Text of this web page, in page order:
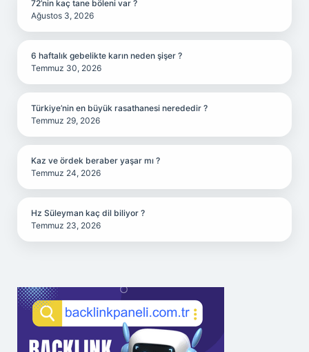
72’nin kaç tane böleni var ?
Ağustos 3, 2026
6 haftalık gebelikte karın neden şişer ?
Temmuz 30, 2026
Türkiye’nin en büyük rasathanesi nerededir ?
Temmuz 29, 2026
Kaz ve ördek beraber yaşar mı ?
Temmuz 24, 2026
Hz Süleyman kaç dil biliyor ?
Temmuz 23, 2026